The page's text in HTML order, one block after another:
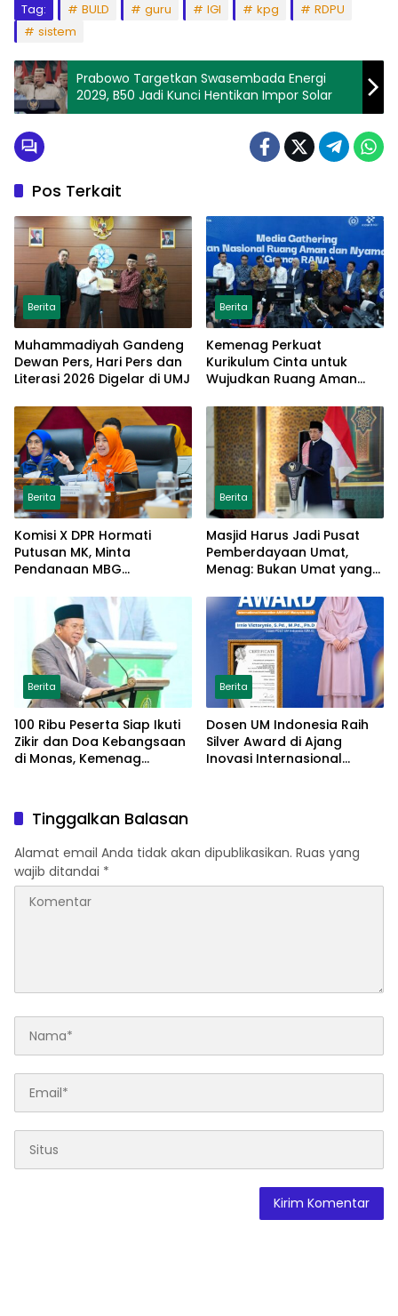
Tag: BULD guru IGI kpg
RDPU
sistem
Prabowo Targetkan Swasembada Energi
2029, B50 Jadi Kunci Hentikan Impor Solar
Pos Terkait
Berita
Muhammadiyah Gandeng
Dewan Pers, Hari Pers dan
Literasi 2026 Digelar di UMJ
Berita
Kemenag Perkuat
Kurikulum Cinta untuk
Wujudkan Ruang Aman
Berita
Komisi X DPR Hormati
Putusan MK, Minta
Pendanaan MBG
Pendidikan
Berita
Masjid Harus Jadi Pusat
Pemberdayaan Umat,
Menag: Bukan Umat yang
Berita
100 Ribu Peserta Siap Ikuti
Zikir dan Doa Kebangsaan
di Monas, Kemenag
Berita
Dosen UM Indonesia Raih
Silver Award di Ajang
Inovasi Internasional
Tinggalkan Balasan
Alamat email Anda tidak akan dipublikasikan. Ruas yang
wajib ditandai *